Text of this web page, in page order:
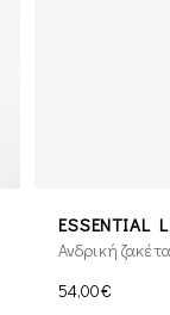
ESSENTIAL
Ανδρική
54,00€